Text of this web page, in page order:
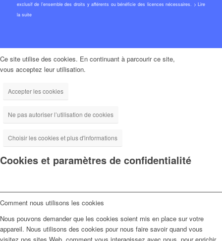
exclusif de l’ensemble des droits y afférents ou bénéficie des licences nécessaires. >Lire
la suite
Ce site utilise des cookies. En continuant à parcourir ce site,
vous acceptez leur utilisation.
Accepter les cookies
Ne pas autoriser l’utilisation de cookies
Choisir les cookies et plus d'informations
Cookies et paramètres de confidentialité
Comment nous utilisons les cookies
Nous pouvons demander que les cookies soient mis en place sur votre
appareil. Nous utilisons des cookies pour nous faire savoir quand vous